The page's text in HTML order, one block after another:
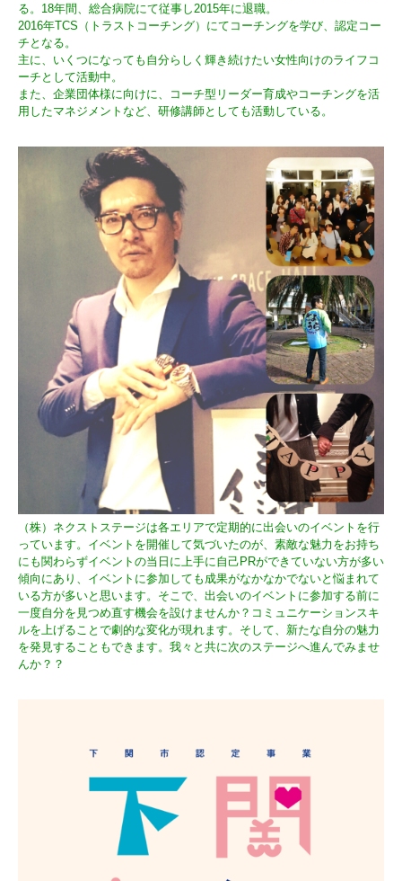
る。18年間、総合病院にて従事し2015年に退職。
2016年TCS（トラストコーチング）にてコーチングを学び、認定コー
チとなる。
主に、いくつになっても自分らしく輝き続けたい女性向けのライフコ
ーチとして活動中。
また、企業団体様に向けに、コーチ型リーダー育成やコーチングを活
用したマネジメントなど、研修講師としても活動している。
（株）ネクストステージは各エリアで定期的に出会いのイベントを行
っています。イベントを開催して気づいたのが、素敵な魅力をお持ち
にも関わらずイベントの当日に上手に自己PRができていない方が多い
傾向にあり、イベントに参加しても成果がなかなかでないと悩まれて
いる方が多いと思います。そこで、出会いのイベントに参加する前に
一度自分を見つめ直す機会を設けませんか？コミュニケーションスキ
ルを上げることで劇的な変化が現れます。そして、新たな自分の魅力
を発見することもできます。我々と共に次のステージへ進んでみませ
んか？？